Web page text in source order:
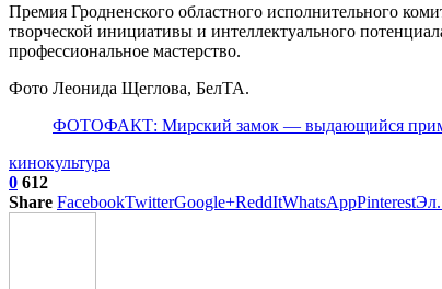
Премия Гродненского областного исполнительного
творческой инициативы и интеллектуального
профессиональное мастерство.
Фото Леонида Щеглова, БелТА.
ФОТОФАКТ: Мирский замок — выдающийся
кинокультура
0 612
Share FacebookTwitterGoogle+ReddItWhatsAppPinterestЭл.